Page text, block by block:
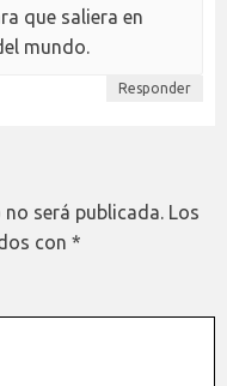
que saliera en
mundo.
Responder
será publicada. Los
con *